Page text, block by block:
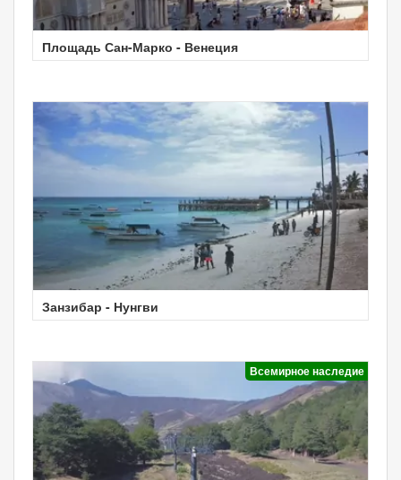
Площадь Сан-Марко - Венеция
Занзибар - Нунгви
Всемирное наследие